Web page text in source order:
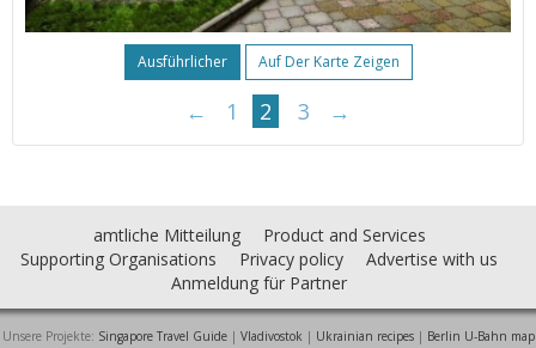
Ausführlicher Auf Der Karte Zeigen
← 1 2 3 →
amtliche Mitteilung
Product and Services
Supporting Organisations
Privacy policy
Advertise with us
Anmeldung für Partner
Unsere Projekte: Singapore Travel Guide| Vladivostok | Ukrainian recipes| Berlin U-Bahn map